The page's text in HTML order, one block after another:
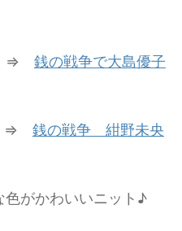
⇒ 銭の戦争で大島優子
⇒ 銭の戦争 紺野未央
色がかわいいニット♪